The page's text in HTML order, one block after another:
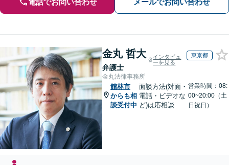
金丸 哲大
弁護士
インタビュ
ーを見る
東京都
金丸法律事務所
館林市
からも相
談受付中
面談方法(対面・
電話・ビデオな
ど)は応相談
営業時間：08:
00~20:00（土
日祝日）